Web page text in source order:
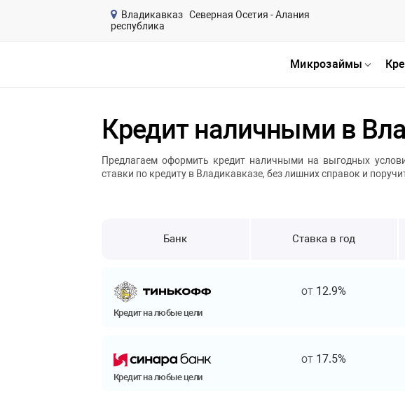
Владикавказ Северная Осетия - Алания
республика
Микрозаймы
Кредит наличными в
Предлагаем оформить кредит наличными на выгодных
ставки по кредиту в Владикавказе, без лишних справок и
Банк Ставка в год
Кредит на любые цели
от 12.9%
Кредит на любые цели
от 17.5%